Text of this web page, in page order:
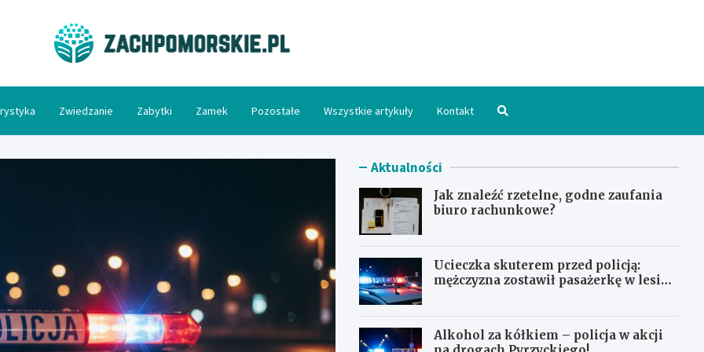
Zwiedzanie Zabytki Zamek Pozostałe Wszystkie artykuły Kontakt
Aktualności
Jak znaleźć rzetelne, godne zaufania
biuro rachunkowe?
Ucieczka skuterem przed policją:
mężczyzna zostawił pasażerkę w lesie i
Alkohol za kółkiem – policja w akcji